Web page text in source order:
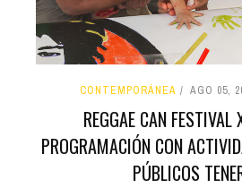
CONTEMPORÁNEA AGO 05,
REGGAE CAN
PROGRAMACIÓN CON
PÚBLICOS